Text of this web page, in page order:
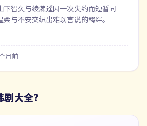
下智久与绫濑遥因一次失约而短暂同
与不安交织出难以言说的羁绊。
月前
剧大全？